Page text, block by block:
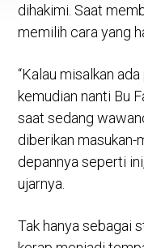
dihakimi. Saat
memilih cara yang
“Kalau misalkan
kemudian nanti Bu
saat sedang
diberikan masukan-
depannya seperti
ujarnya.
Tak hanya sebagai